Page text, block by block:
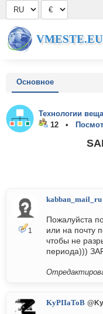
VMESTE.EU
Основное
Технологии
12 •
1
kabban_mail_ru
Пожалуйста
или на почту
чтобы не
периода)))
KyPIIaToB